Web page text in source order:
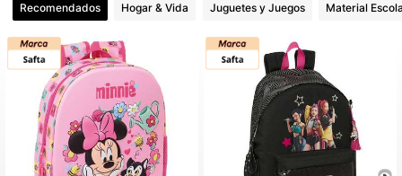
Recomendados Hogar & Vida Juguetes y Juegos Material